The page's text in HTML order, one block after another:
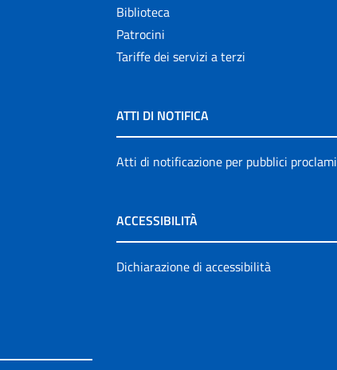
Biblioteca
Patrocini
Tariffe dei servizi a terzi
ATTI DI NOTIFICA
Atti di notificazione per pubblici proclami
ACCESSIBILITÀ
Dichiarazione di accessibilità